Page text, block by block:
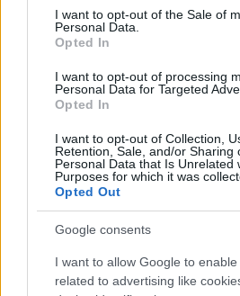
consent section.
I want to opt-out of the Sale of
Personal Data.
Opted In
I want to opt-out of processing
Personal Data for Targeted
Opted In
I want to opt-out of Collection,
Retention, Sale, and/or Sharing
Personal Data that Is Unrelated
Purposes for which it was
Opted Out
Google consents
I want to allow Google to
related to advertising like
A városi projekt egyik,
illetékese arra hívta fel a
megközelíthetőség
nagymértékben a nézők és
függ, Yeongam viszont távol
a repülőtértől, a közelben